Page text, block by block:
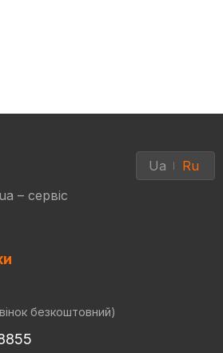
– сервіс
Ua Ru
безкоштовний)